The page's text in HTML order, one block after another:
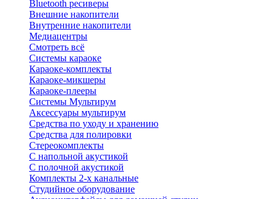
Bluetooth ресиверы
Внешние накопители
Внутренние накопители
Медиацентры
Смотреть всё
Системы караоке
Караоке-комплекты
Караоке-микшеры
Караоке-плееры
Системы Мультирум
Аксессуары мультирум
Средства по уходу и хранению
Средства для полировки
Стереокомплекты
C напольной акустикой
C полочной акустикой
Комплекты 2-х канальные
Студийное оборудование